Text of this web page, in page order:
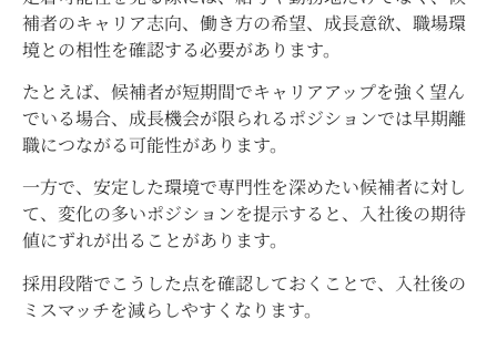
補者のキャリア志向、働き方の希望、成長意欲、職場環
境との相性を確認する必要があります。
たとえば、候補者が短期間でキャリアアップを強く望ん
でいる場合、成長機会が限られるポジションでは早期離
職につながる可能性があります。
一方で、安定した環境で専門性を深めたい候補者に対し
て、変化の多いポジションを提示すると、入社後の期待
値にずれが出ることがあります。
採用段階でこうした点を確認しておくことで、入社後の
ミスマッチを減らしやすくなります。